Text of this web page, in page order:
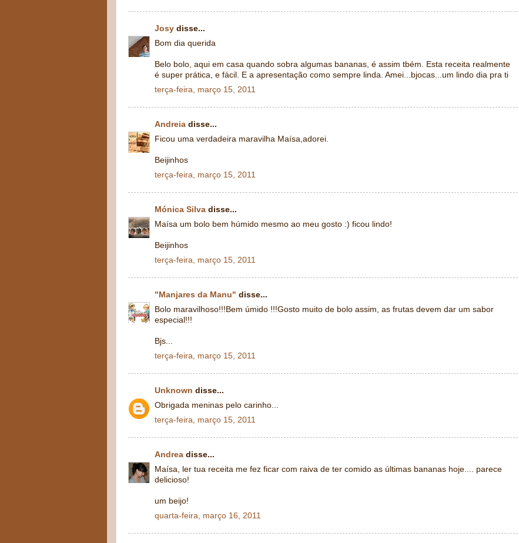
Josy disse...
Bom dia querida
Belo bolo, aqui em casa quando sobra algumas bananas, é assim tbém. Esta receita realmente
é super prática, e fácil. E a apresentação como sempre linda. Amei...bjocas...um lindo dia pra ti
terça-feira, março 15, 2011
Andreia disse...
Ficou uma verdadeira maravilha Maísa,adorei.
Beijinhos
terça-feira, março 15, 2011
Mónica Silva disse...
Maísa um bolo bem húmido mesmo ao meu gosto :) ficou lindo!
Beijinhos
terça-feira, março 15, 2011
"Manjares da Manu" disse...
Bolo maravilhoso!!!Bem úmido !!!Gosto muito de bolo assim, as frutas devem dar um sabor
especial!!!
Bjs...
terça-feira, março 15, 2011
Unknown disse...
Obrigada meninas pelo carinho...
terça-feira, março 15, 2011
Andrea disse...
Maísa, ler tua receita me fez ficar com raiva de ter comido as últimas bananas hoje.... parece
delicioso!
um beijo!
quarta-feira, março 16, 2011